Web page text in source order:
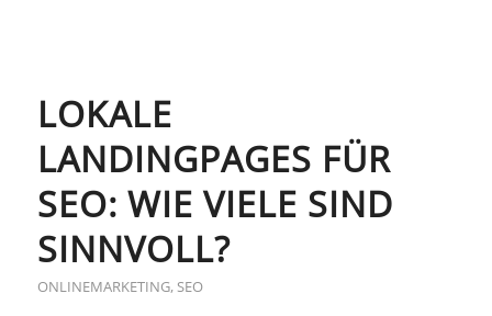
LOKALE
LANDINGPAGES FÜR
SEO: WIE VIELE SIND
SINNVOLL?
ONLINEMARKETING, SEO